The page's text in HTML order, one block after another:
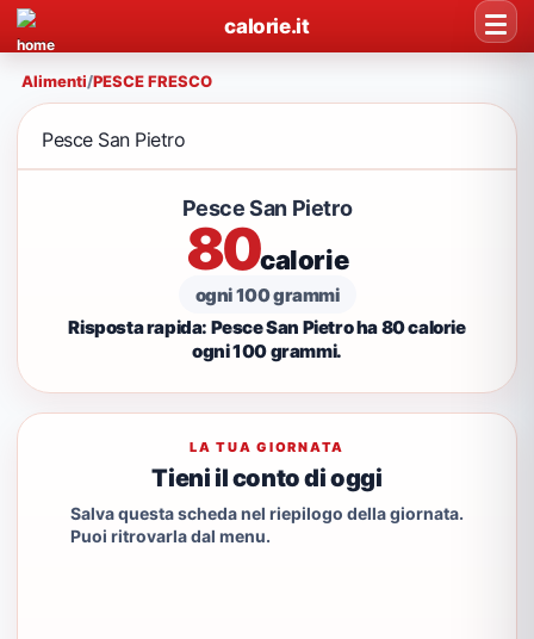
calorie.it
Alimenti/PESCE FRESCO
Pesce San Pietro
Pesce San Pietro
80calorie
ogni 100 grammi
Risposta rapida: Pesce San Pietro ha 80 calorie
ogni 100 grammi.
LA TUA GIORNATA
Tieni il conto di oggi
Salva questa scheda nel riepilogo della giornata.
Puoi ritrovarla dal menu.